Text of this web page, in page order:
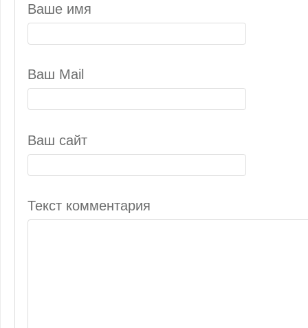
Ваше имя
Ваш Mail
Ваш сайт
Текст комментария